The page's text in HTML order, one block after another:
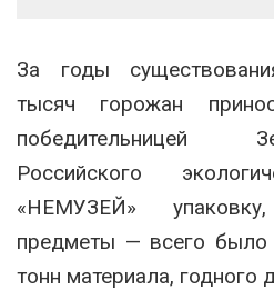
За годы
тысяч горожан
победительницей
Российского
«НЕМУЗЕЙ»
предметы — всего
тонн материала, годного